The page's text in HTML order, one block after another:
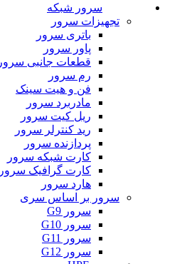
سرور شبکه
تجهیزات سرور
باتری سرور
پاور سرور
قطعات جانبی سرور
رم سرور
فن و هیت سینک
مادربرد سرور
ریل کیت سرور
رید کنترلر سرور
پردازنده سرور
کارت شبکه سرور
کارت گرافیک سرور
هارد سرور
سرور بر اساس سری
سرور G9
سرور G10
سرور G11
سرور G12